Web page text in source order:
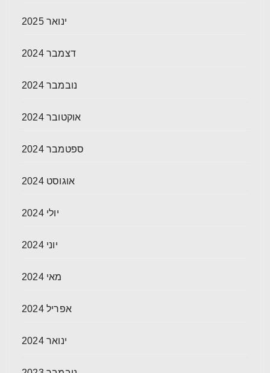
ינואר 2025
דצמבר 2024
נובמבר 2024
אוקטובר 2024
ספטמבר 2024
אוגוסט 2024
יולי 2024
יוני 2024
מאי 2024
אפריל 2024
ינואר 2024